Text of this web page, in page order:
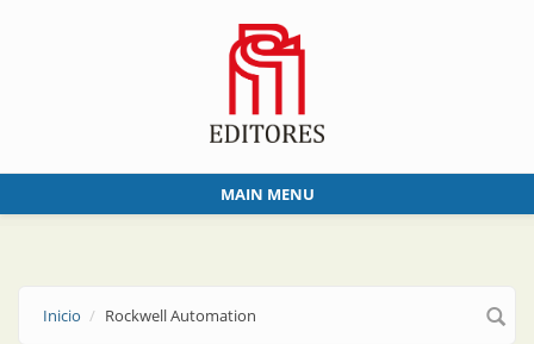
MAIN MENU
Inicio Rockwell Automation